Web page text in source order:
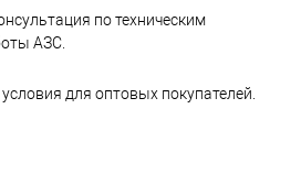
по техническим
АЗС.
для оптовых покупателей.